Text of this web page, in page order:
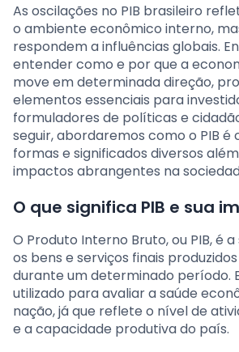
As oscilações no PIB brasileiro
o ambiente econômico interno,
respondem a influências globais.
entender como e por que a
move em determinada direção,
elementos essenciais para
formuladores de políticas e
seguir, abordaremos como o PIB é
formas e significados diversos
impactos abrangentes na
O que significa PIB e sua
O Produto Interno Bruto, ou PIB, é
os bens e serviços finais
durante um determinado período.
utilizado para avaliar a saúde
nação, já que reflete o nível de
e a capacidade produtiva do país.